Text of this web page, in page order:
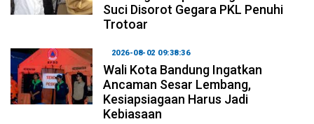
Suci Disorot Gegara PKL Penuhi
Trotoar
2026-08-02 09:38:36
Wali Kota Bandung Ingatkan
Ancaman Sesar Lembang,
Kesiapsiagaan Harus Jadi
Kebiasaan